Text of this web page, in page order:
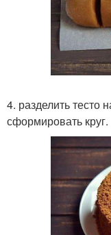
4. разделить тесто
сформировать круг.